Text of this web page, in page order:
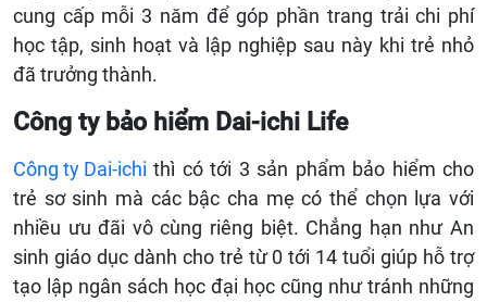
cung cấp mỗi 3 năm để góp phần trang trải chi phí
học tập, sinh hoạt và lập nghiệp sau này khi trẻ nhỏ
đã trưởng thành.
Công ty bảo hiểm Dai-ichi Life
Công ty Dai-ichi thì có tới 3 sản phẩm bảo hiểm cho
trẻ sơ sinh mà các bậc cha mẹ có thể chọn lựa với
nhiều ưu đãi vô cùng riêng biệt. Chẳng hạn như An
sinh giáo dục dành cho trẻ từ 0 tới 14 tuổi giúp hỗ trợ
tạo lập ngân sách học đại học cũng như tránh những